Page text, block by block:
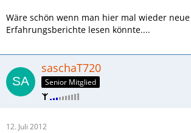
Wäre schön wenn man hier mal wieder neue
Erfahrungsberichte lesen könnte....
saschaT720
Senior Mitglied
12. Juli 2012